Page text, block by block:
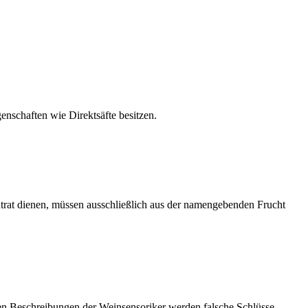
wie Direktsäfte besitzen.
dienen, müssen ausschließlich aus der namengebenden Frucht